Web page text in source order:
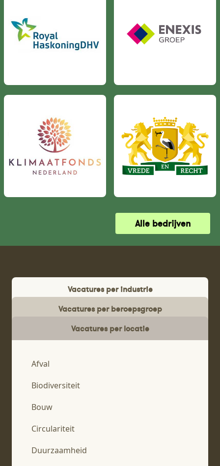
Alle bedrijven
Vacatures per industrie
Vacatures per beroepsgroep
Vacatures per locatie
Afval
Biodiversiteit
Bouw
Circulariteit
Duurzaamheid